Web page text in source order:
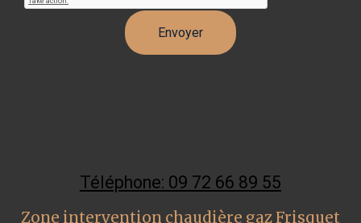
Téléphone: 09 72 66 89 55
Zone intervention chaudière gaz Frisquet